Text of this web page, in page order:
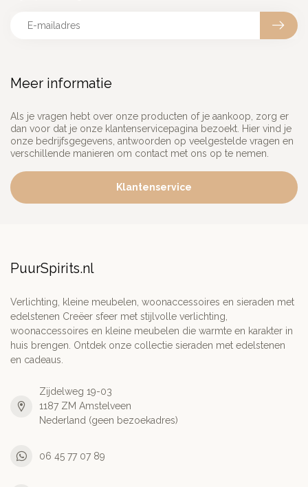
Meer informatie
Als je vragen hebt over onze producten of je aankoop, zorg er
dan voor dat je onze klantenservicepagina bezoekt. Hier vind je
onze bedrijfsgegevens, antwoorden op veelgestelde vragen en
verschillende manieren om contact met ons op te nemen.
Klantenservice
PuurSpirits.nl
Verlichting, kleine meubelen, woonaccessoires en sieraden met
edelstenen Creëer sfeer met stijlvolle verlichting,
woonaccessoires en kleine meubelen die warmte en karakter in
huis brengen. Ontdek onze collectie sieraden met edelstenen
en cadeaus.
Zijdelweg 19-03
1187 ZM Amstelveen
Nederland (geen bezoekadres)
06 45 77 07 89